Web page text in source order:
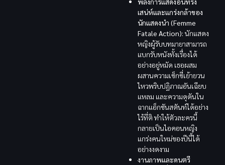
เสน่ห์และแกร่งกล้าของ
นักแสดงนำ (Femme
Fatale Action): นักแสดง
หญิงผู้รับบทมายาสามารถ
แบกรับหนังทั้งเรื่องได้
อย่างอยู่หมัด เธอผสม
ผสานความเซ็กซี่เย้ายวน
ไหวพริบปฏิภาณอันเฉียบ
แหลม และความดุดันใน
ฉากแอ็กชันสตันท์ได้อย่าง
ไร้ที่ติ ทำให้ตัวละครนี้
กลายเป็นไอคอนหญิง
แกร่งคนใหม่ของปีนี้ได้
อย่างงดงาม
งานภาพและดนตรี